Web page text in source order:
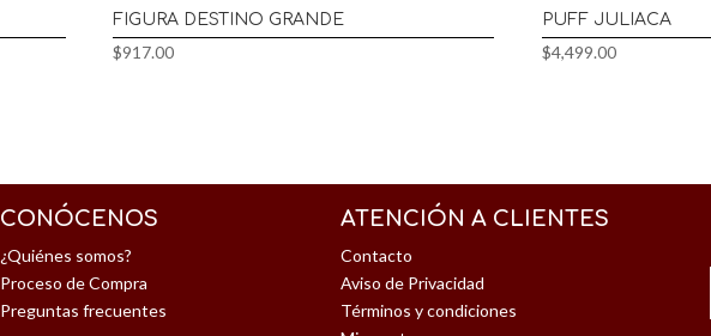
FIGURA DESTINO GRANDE
$917.00
PUFF JULIACA
$4,499.00
CONÓCENOS
¿Quiénes somos?
Proceso de Compra
Preguntas frecuentes
ATENCIÓN A CLIENTES
Contacto
Aviso de Privacidad
Términos y condiciones